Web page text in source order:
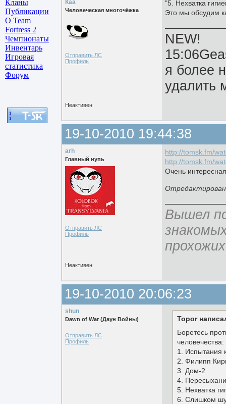
Кланы
Публикации
О Team
Fortress 2
Чемпионаты
Инвентарь
Игровая
статистика
Форум
Каа
Человеческая многочёжка
Отправить ЛС
Профиль
"5. Нехватка
Это мы обсудим
NEW!
я более
удалить
Неактивен
19-10-2010 19:44:38
arh
Главный нупь
Отправить ЛС
Профиль
http://tomsk.fm/
http://tomsk.fm/
Очень
Вышел
Неактивен
19-10-2010 20:06:23
shun
Dawn of War (Даун Войны)
Отправить ЛС
Профиль
Topor
Боретесь
человечества:
1. Испытания
2. Филипп
3. Дом-2
4.
5. Нехватка
6. Слишком